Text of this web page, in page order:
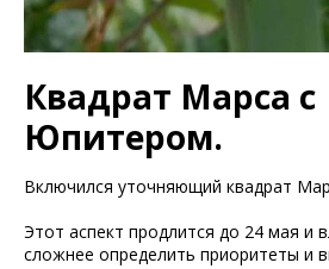
Квадрат Марса с
Юпитером.
Включился уточняющий квадрат
Этот аспект продлится до 24 мая и
сложнее определить приоритеты и